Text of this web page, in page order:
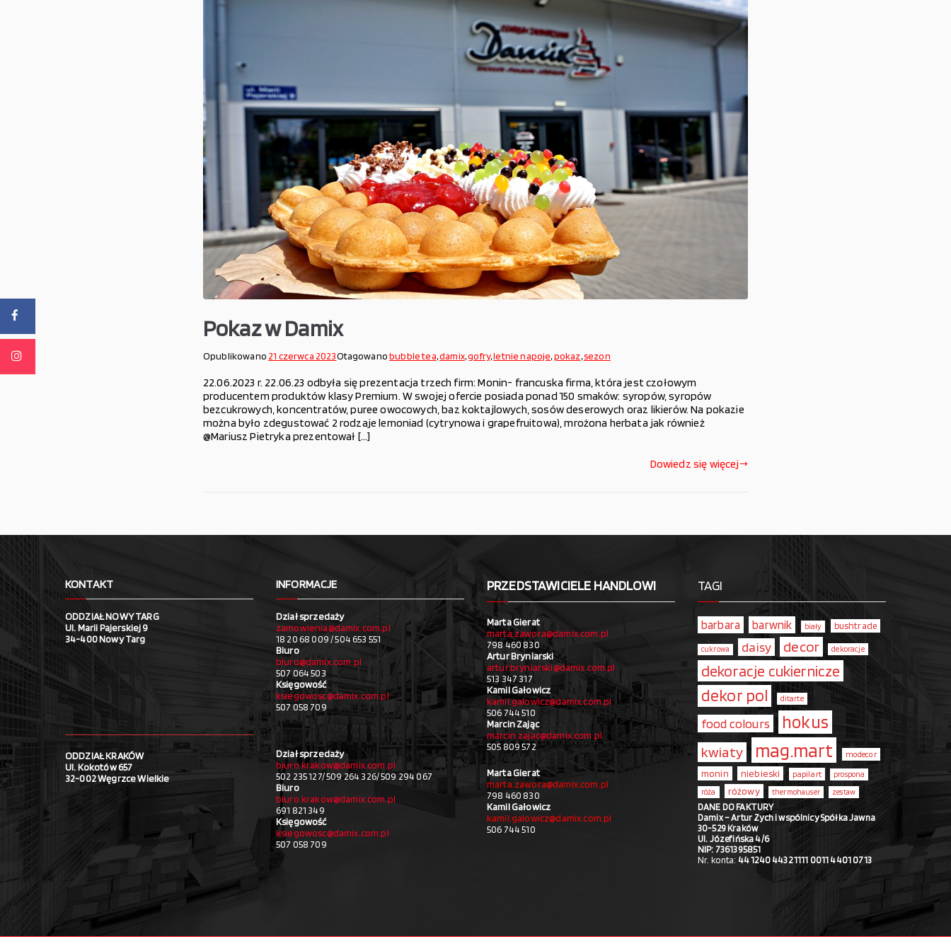
Pokaz w Damix
Opublikowano 21 czerwca 2023Otagowanobubble tea,damix,gofry,letnie napoje,pokaz,sezon
22.06.2023 r. 22.06.23 odbyła się prezentacja trzech firm: Monin- francuska firma, która jest czołowym
producentem produktów klasy Premium. W swojej ofercie posiada ponad 150 smaków: syropów, syropów
bezcukrowych, koncentratów, puree owocowych, baz koktajlowych, sosów deserowych oraz likierów. Na pokazie
można było zdegustować 2 rodzaje lemoniad (cytrynowa i grapefruitowa), mrożona herbata jak również
@Mariusz Pietryka prezentował […]
Dowiedz się więcej
KONTAKT
ODDZIAŁ NOWY TARG
Ul. Marii Pajerskiej 9
34-400 Nowy Targ
ODDZIAŁ KRAKÓW
Ul. Kokotów 657
32-002 Węgrzce Wielkie
INFORMACJE
Dział sprzedaży
zamowienia@damix.com.pl
18 20 68 009 / 504 653 551
Biuro
biuro@damix.com.pl
507 064 503
Księgowość
ksiegowosc@damix.com.pl
507 058 709
Dział sprzedaży
biuro.krakow@damix.com.pl
502 235 127/ 509 264 326/ 509 294 067
Biuro
biuro.krakow@damix.com.pl
691 821 349
Księgowość
ksiegowosc@damix.com.pl
507 058 709
PRZEDSTAWICIELE HANDLOWI
Marta Gierat
marta.zawora@damix.com.pl
798 460 830
Artur Bryniarski
artur.bryniarski@damix.com.pl
513 347 317
Kamil Gałowicz
kamil.galowicz@damix.com.pl
506 744 510
Marcin Zając
marcin.zajac@damix.com.pl
505 809 572
Marta Gierat
marta.zawora@damix.com.pl
798 460 830
Kamil Gałowicz
kamil.galowicz@damix.com.pl
506 744 510
TAGI
barbara barwnik biały bushtrade
cukrowa daisy decor dekoracje
dekoracje cukiernicze
dekor pol ditarte
food colours hokus
kwiaty mag.mart modecor
monin niebieski papilart
prospona
róża
różowy thermohauser zestaw
DANE DO FAKTURY
Damix – Artur Zych i wspólnicy Spółka Jawna
30-529 Kraków
Ul. Józefińska 4/6
NIP: 7361395851
Nr. konta: 44 1240 4432 1111 0011 4401 0713